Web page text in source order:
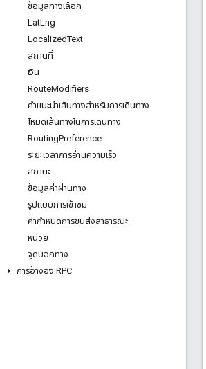
ข้อมูลทางเลือก
LatLng
LocalizedText
สถานที่
เงิน
RouteModifiers
คําแนะนําเส้นทางสําหรับการเดินทาง
โหมดเส้นทางในการเดินทาง
RoutingPreference
ระยะเวลาการอ่านความเร็ว
สถานะ
ข้อมูลค่าผ่านทาง
รูปแบบการเข้าชม
ค่ากําหนดการขนส่งสาธารณะ
หน่วย
จุดบอกทาง
การอ้างอิง RPC